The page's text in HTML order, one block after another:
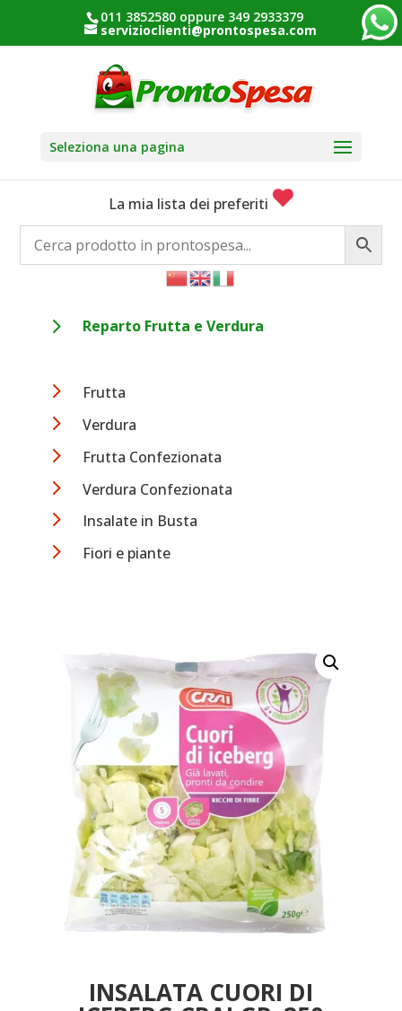
011 3852580 oppure 349 2933379
servizioclienti@prontospesa.com
Seleziona una pagina
La mia lista dei preferiti
5 Reparto Frutta e Verdura
5 Frutta
5 Verdura
5 Frutta Confezionata
5 Verdura Confezionata
5 Insalate in Busta
5 Fiori e piante
INSALATA CUORI DI